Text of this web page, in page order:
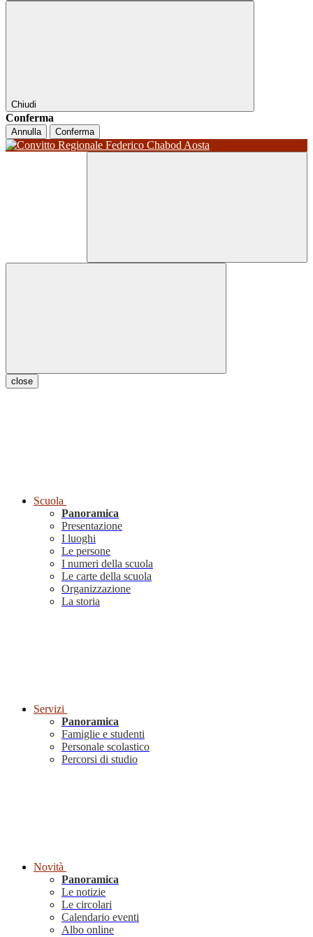
Chiudi
Conferma
Annulla Conferma
close
Scuola
Panoramica
Presentazione
I luoghi
Le persone
I numeri della scuola
Le carte della scuola
Organizzazione
La storia
Servizi
Panoramica
Famiglie e studenti
Personale scolastico
Percorsi di studio
Novità
Panoramica
Le notizie
Le circolari
Calendario eventi
Albo online